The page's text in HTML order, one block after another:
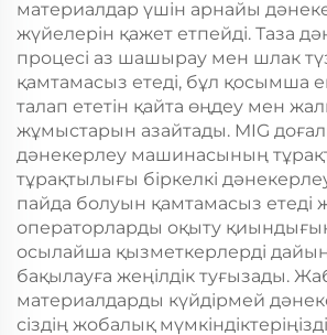
материалдар үшін арнайы
жүйелерін қажет етпейді. Таза
процесі аз шашырау мен шлак
қамтамасыз етеді, бұл қосымша
талап ететін қайта өңдеу мен
жұмыстарын азайтады. MIG
дәнекерлеу машинасының
тұрақтылығы біркелкі
пайда болуын қамтамасыз етеді
операторларды оқыту
осылайша қызметкерлерді
бақылауға жеңілдік туғызады.
материалдарды күйдірмей
сіздің жобалық